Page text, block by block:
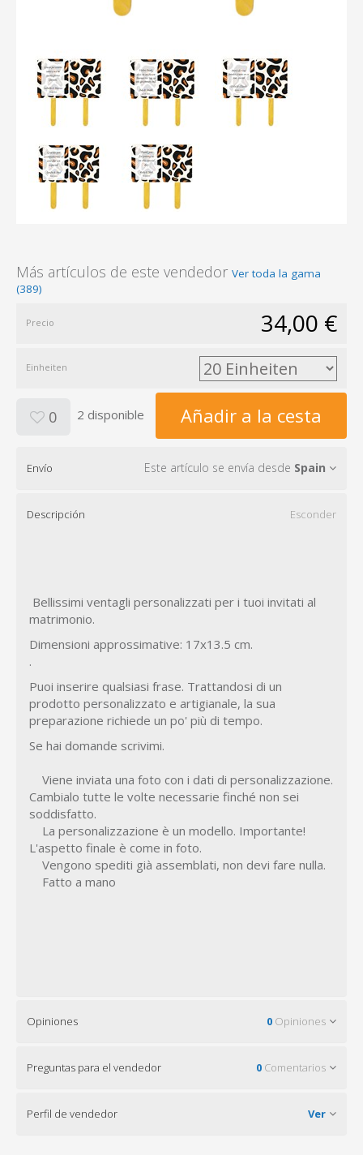
Más artículos de este vendedor Ver toda la gama
(389)
Precio 34,00 €
Einheiten
0 2 disponible Añadir a la cesta
Envío Este artículo se envía desde Spain
Descripción Esconder
Bellissimi ventagli personalizzati per i tuoi invitati al
matrimonio.
Dimensioni approssimative: 17x13.5 cm.
.
Puoi inserire qualsiasi frase. Trattandosi di un
prodotto personalizzato e artigianale, la sua
preparazione richiede un po' più di tempo.
Se hai domande scrivimi.
Viene inviata una foto con i dati di personalizzazione.
Cambialo tutte le volte necessarie finché non sei
soddisfatto.
La personalizzazione è un modello. Importante!
L'aspetto finale è come in foto.
Vengono spediti già assemblati, non devi fare nulla.
Fatto a mano
Opiniones 0 Opiniones
Preguntas para el vendedor 0 Comentarios
Perfil de vendedor Ver